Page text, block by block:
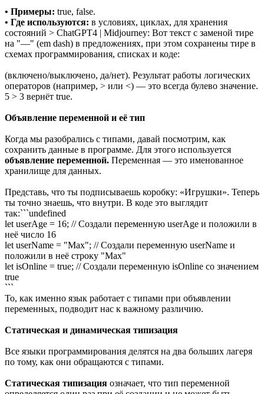
• Примеры: true, false.
• Где используются: в условиях, циклах, для хранения
состояний > ChatGPT4 | Midjourney: Вот текст с заменой тире
на "—" (em dash) в предложениях, при этом сохранены тире в
схемах программирования, списках и коде:
(включено/выключено, да/нет). Результат работы логических
операторов (например, > или <) — это всегда булево значение.
5 > 3 вернёт true.
Объявление переменной и её тип
Когда мы разобрались с типами, давай посмотрим, как
сохранить данные в программе. Для этого используется
объявление переменной. Переменная — это именованное
хранилище для данных.
Представь, что ты подписываешь коробку: «Игрушки». Теперь
ты точно знаешь, что внутри. В коде это выглядит
так:```undefined
let userAge = 16; // Создали переменную userAge и положили в
неё число 16
let userName = "Max"; // Создали переменную userName и
положили в неё строку "Max"
let isOnline = true; // Создали переменную isOnline со значением
true
```
То, как именно язык работает с типами при объявлении
переменных, подводит нас к важному различию.
Статическая и динамическая типизация
Все языки программирования делятся на два больших лагеря
по тому, как они обращаются с типами.
Статическая типизация означает, что тип переменной